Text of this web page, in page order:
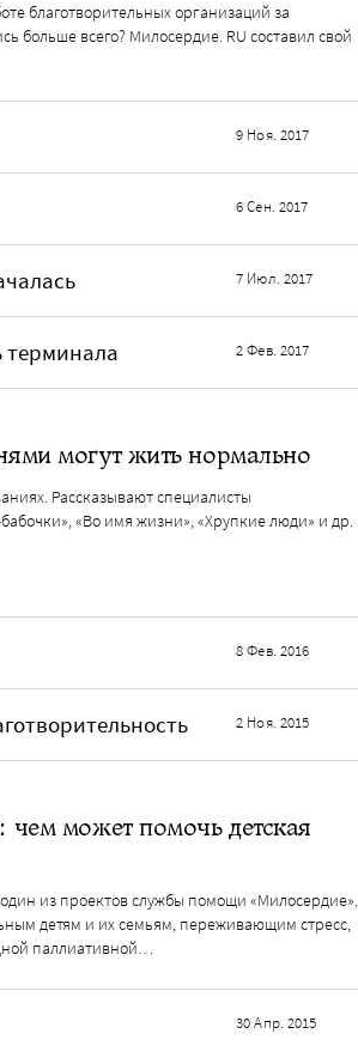
благотворительных организаций за
больше всего? Милосердие. RU составил свой
9 Ноя. 2017
6 Сен. 2017
7 Июл. 2017
терминала 2 Фев. 2017
могут жить нормально
Рассказывают специалисты
«Во имя жизни», «Хрупкие люди» и др.
8 Фев. 2016
2 Ноя. 2015
может помочь детская
из проектов службы помощи «Милосердие».
детям и их семьям, переживающим стресс,
паллиативной…
30 Апр. 2015